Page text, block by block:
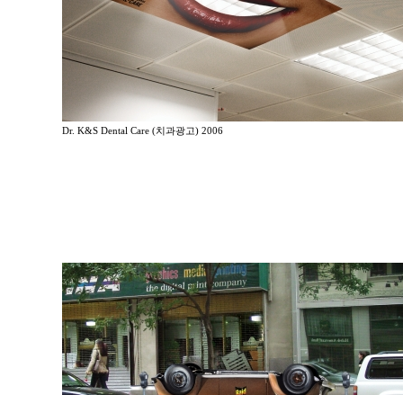
Dr. K&S Dental Care (치과광고) 2006